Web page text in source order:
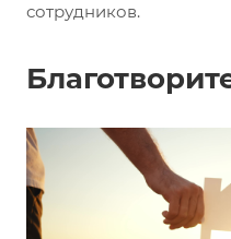
сотрудников.